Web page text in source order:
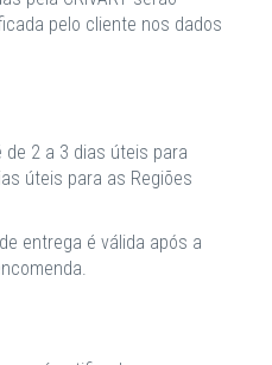
pelo cliente nos dados
de 2 a 3 dias úteis para
úteis para as Regiões
entrega é válida após a